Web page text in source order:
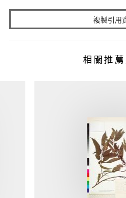
複製引用
相關推